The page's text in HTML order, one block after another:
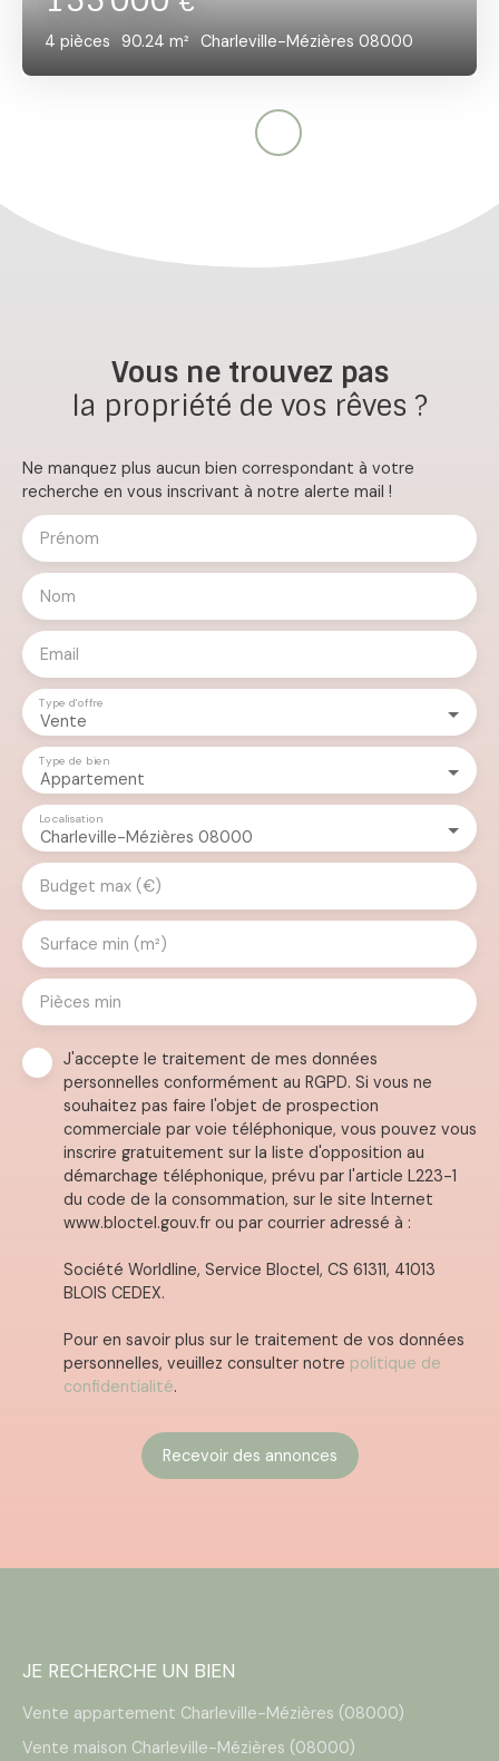
4 pièces 90.24 m² Charleville-Mézières 08000
Vous ne trouvez pas
la propriété de vos rêves ?
Ne manquez plus aucun bien correspondant à votre
recherche en vous inscrivant à notre alerte mail !
Prénom
Nom
Email
Vente
Type d'offre
Appartement
Type de bien
Charleville-Mézières 08000
Localisation
Budget max (€)
Surface min (m²)
Pièces min
J'accepte le traitement de mes données
personnelles conformément au RGPD. Si vous ne
souhaitez pas faire l'objet de prospection
commerciale par voie téléphonique, vous pouvez vous
inscrire gratuitement sur la liste d'opposition au
démarchage téléphonique, prévu par l'article L223-1
du code de la consommation, sur le site Internet
www.bloctel.gouv.fr ou par courrier adressé à :
Société Worldline, Service Bloctel, CS 61311, 41013
BLOIS CEDEX.
Pour en savoir plus sur le traitement de vos données
personnelles, veuillez consulter notre politique de
confidentialité.
Recevoir des annonces
JE RECHERCHE UN BIEN
Vente appartement Charleville-Mézières (08000)
Vente maison Charleville-Mézières (08000)